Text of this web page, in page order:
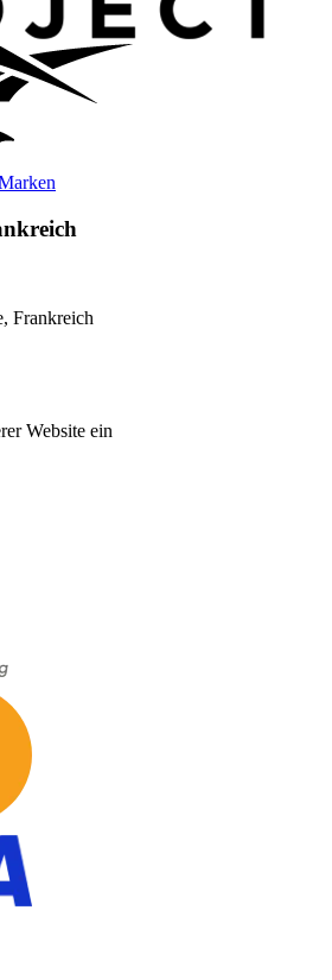
Frankreich
Website ein